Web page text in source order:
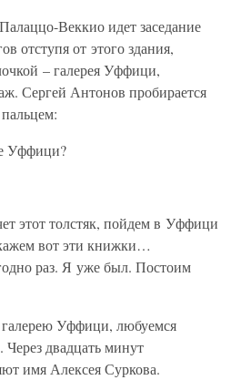
Веккио идет заседание
отступя от этого здания,
– галерея Уффици,
Сергей Антонов пробирается
Уффици?
этот толстяк, пойдем в Уффици
вот эти книжки…
раз. Я уже был. Постоим
Уффици, любуемся
двадцать минут
имя Алексея Суркова.